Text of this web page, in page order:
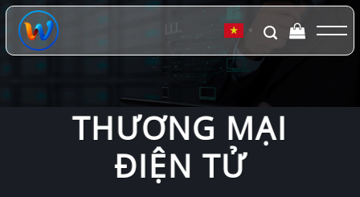
Chuyển
đến
dung
▼
THƯƠNG MẠI
ĐIỆN TỬ